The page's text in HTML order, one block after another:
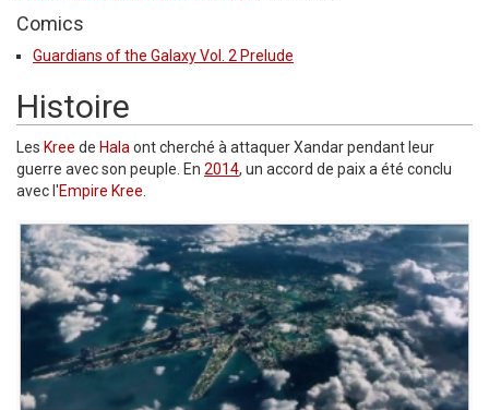
Comics
Guardians of the Galaxy Vol. 2 Prelude
Histoire
Les Kree de Hala ont cherché à attaquer Xandar pendant leur
guerre avec son peuple. En 2014, un accord de paix a été conclu
avec l'Empire Kree